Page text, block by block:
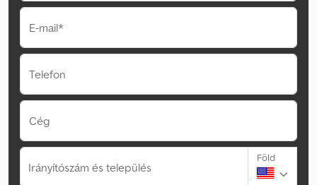
E-mail*
Telefon
Cég
Irányítószám és település
Föld